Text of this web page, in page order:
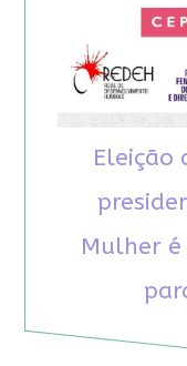
Eleição
Mulher